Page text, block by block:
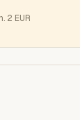
2 EUR